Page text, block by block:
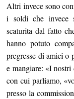
Altri invece sono
i soldi che invece
scaturita dal fatto
hanno potuto
pregresse di amici o
e mangiare: «I
con cui parliamo,
presso la